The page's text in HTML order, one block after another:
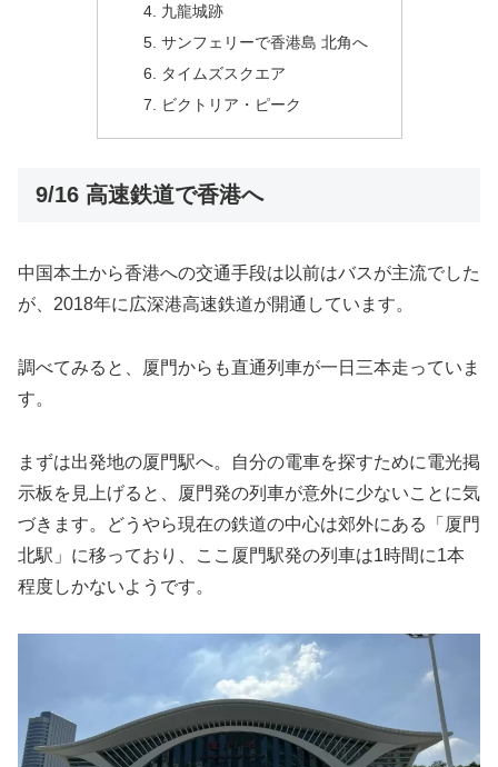
九龍城跡
サンフェリーで香港島 北角へ
タイムズスクエア
ビクトリア・ピーク
9/16 高速鉄道で香港へ
中国本土から香港への交通手段は以前はバスが主流でした
が、2018年に広深港高速鉄道が開通しています。
調べてみると、厦門からも直通列車が一日三本走っていま
す。
まずは出発地の厦門駅へ。自分の電車を探すために電光掲
示板を見上げると、厦門発の列車が意外に少ないことに気
づきます。どうやら現在の鉄道の中心は郊外にある「厦門
北駅」に移っており、ここ厦門駅発の列車は1時間に1本
程度しかないようです。